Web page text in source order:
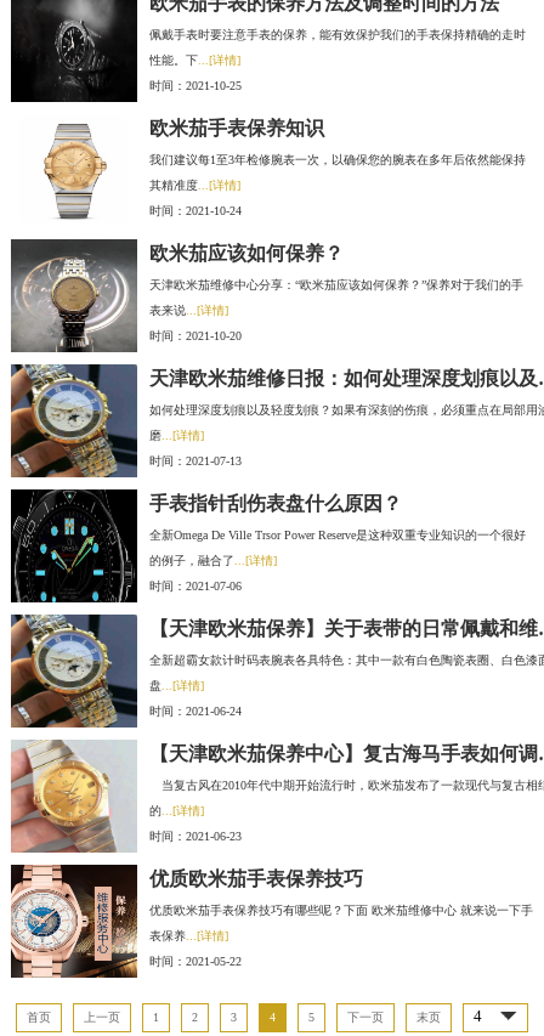
佩戴手表时要注意手表的保养，能有效保护我们的手表保持精确的走时
性能。下...[详情]
时间：2021-10-25
欧米茄手表保养知识
我们建议每1至3年检修腕表一次，以确保您的腕表在多年后依然能保持
其精准度...[详情]
时间：2021-10-24
欧米茄应该如何保养？
天津欧米茄维修中心分享：“欧米茄应该如何保养？”保养对于我们的手
表来说...[详情]
时间：2021-10-20
天津欧米
如何处理深度划痕以及轻度划痕？如果有深刻的伤痕，必须重点在局部用
磨...[详情]
时间：2021-07-13
手表指针刮伤表盘什么原因？
全新Omega De Ville Trsor Power Reserve是这种双重专业知识的一个很好
的例子，融合了 ...[详情]
时间：2021-07-06
【天津欧
全新超霸女款计时码表腕表各具特色：其中一款有白色陶瓷表圈、白色漆
盘 ...[详情]
时间：2021-06-24
【天津
当复古风在2010年代中期开始流行时，欧米茄发布了一款现代与复古相
的...[详情]
时间：2021-06-23
优质欧米茄手表保养技巧
优质欧米茄手表保养技巧有哪些呢？下面 欧米茄维修中心 就来说一下手
表保养...[详情]
时间：2021-05-22
首页 上一页 1 2 3 4 5 下一页 末页